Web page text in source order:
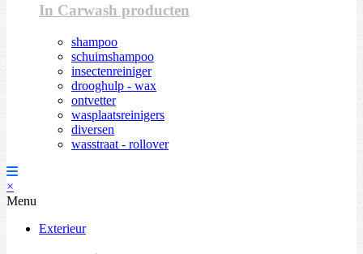
In Carwash producten
shampoo
schuimshampoo
insectenreiniger
drooghulp - wax
ontvetter
wasplaatsreinigers
diversen
wasstraat - rollover
×
Menu
Exterieur